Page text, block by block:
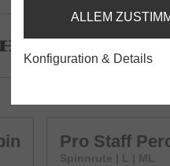
Pro Staff
Spinnrute | L | ML
ALLEM
Konfiguration & Details